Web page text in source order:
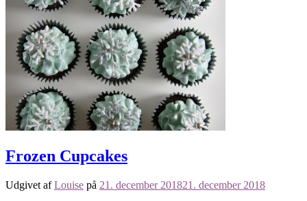
Frozen Cupcakes
Udgivet afLouise på 21. december 201821. december 2018